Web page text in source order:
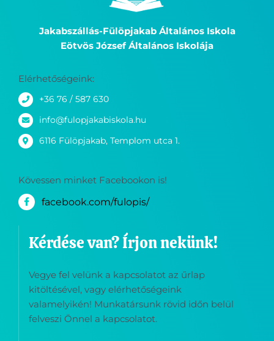
Jakabszállás-Fülöpjakab Általános Iskola
Elérhetőségeink:
+36 76 / 587 630
info@fulopjakabiskola.hu
Kövessen minket Facebookon is!
Vegye fel velünk a kapcsolatot az űrlap
kitöltésével, vagy elérhetőségeink
valamelyikén! Munkatársunk rövid időn belül